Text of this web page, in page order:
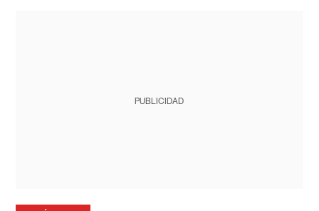
PUBLICIDAD